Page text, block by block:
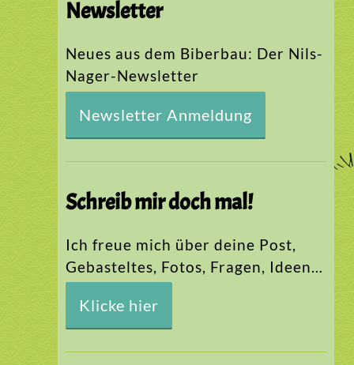
Newsletter
Neues aus dem Biberbau: Der Nils-
Nager-Newsletter
Newsletter Anmeldung
Schreib mir doch mal!
Ich freue mich über deine Post,
Gebasteltes, Fotos, Fragen, Ideen…
Klicke hier